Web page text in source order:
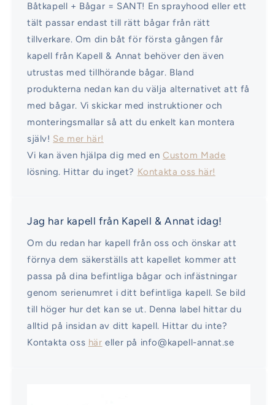
Båtkapell + Bågar = SANT! En sprayhood eller ett
tält passar endast till rätt bågar från rätt
tillverkare. Om din båt för första gången får
kapell från Kapell & Annat behöver den även
utrustas med tillhörande bågar. Bland
produkterna nedan kan du välja alternativet att få
med bågar. Vi skickar med instruktioner och
monteringsmallar så att du enkelt kan montera
själv! Se mer här!
Vi kan även hjälpa dig med enCustom Made
lösning. Hittar du inget? Kontakta oss här!
Jag har kapell från Kapell & Annat idag!
Om du redan har kapell från oss och önskar att
förnya dem säkerställs att kapellet kommer att
passa på dina befintliga bågar och infästningar
genom serienumret i ditt befintliga kapell. Se bild
till höger hur det kan se ut. Denna label hittar du
alltid på insidan av ditt kapell. Hittar du inte?
Kontakta oss här eller på info@kapell-annat.se